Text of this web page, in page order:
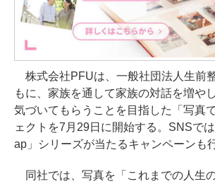
株式会社PFUは、一般社団法人生前
もに、家族を通して家族の対話を増や
気づいてもらうことを目指した「写真
ェクトを7月29日に開始する。SNSで
ap」シリーズが当たるキャンペーンも
同社では、写真を「これまでの人生